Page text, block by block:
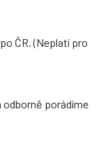
ČR. (Neplatí pro
odborně porádíme